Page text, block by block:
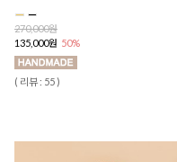
270,000원
135,000원 50%
( 리뷰 : 55 )